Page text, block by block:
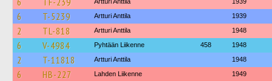
6 T-5239 Artturi Anttila 1939
2 TL-818 Artturi Anttila 1948
6 V-4984 Pyhtään Liikenne 458 1948
2 T-11818 Artturi Anttila 1948
6 HB-227 Lahden Liikenne 1949